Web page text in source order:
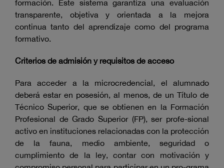
formación. Este sistema garantiza una evaluación
transparente, objetiva y orientada a la mejora
continua tanto del aprendizaje como del programa
formativo.
Criterios de admisión y requisitos de acceso
Para acceder a la microcredencial, el alumnado
deberá estar en posesión, al menos, de un Título de
Técnico Superior, que se obtienen en la Formación
Profesional de Grado Superior (FP), ser profe-sional
activo en instituciones relacionadas con la protección
de la fauna, medio ambiente, seguridad o
cumplimiento de la ley, contar con motivación y